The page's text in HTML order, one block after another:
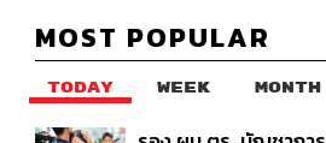
MOST POPULAR
TODAY WEEK MONTH